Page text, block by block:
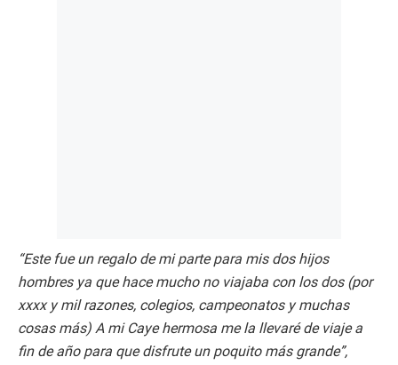
“Este fue un regalo de mi parte para mis dos hijos
hombres ya que hace mucho no viajaba con los dos (por
xxxx y mil razones, colegios, campeonatos y muchas
cosas más) A mi Caye hermosa me la llevaré de viaje a
fin de año para que disfrute un poquito más grande”,